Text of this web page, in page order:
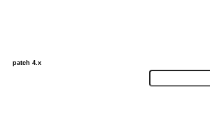
patch 4.x